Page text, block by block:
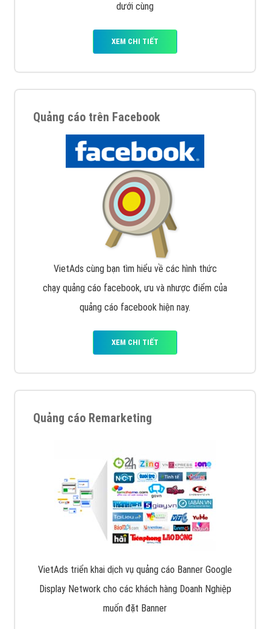
dưới cùng
XEM CHI TIẾT
Quảng cáo trên Facebook
VietAds cùng bạn tìm hiểu về các hình thức
chạy quảng cáo facebook, ưu và nhược điểm của
quảng cáo facebook hiện nay.
XEM CHI TIẾT
Quảng cáo Remarketing
VietAds triển khai dịch vụ quảng cáo Banner Google
Display Network cho các khách hàng Doanh Nghiệp
muốn đặt Banner